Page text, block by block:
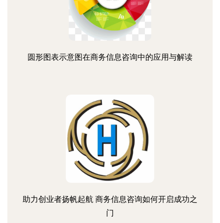
圆形图表示意图在商务信息咨询中的应用与解读
助力创业者扬帆起航 商务信息咨询如何开启成功之
门